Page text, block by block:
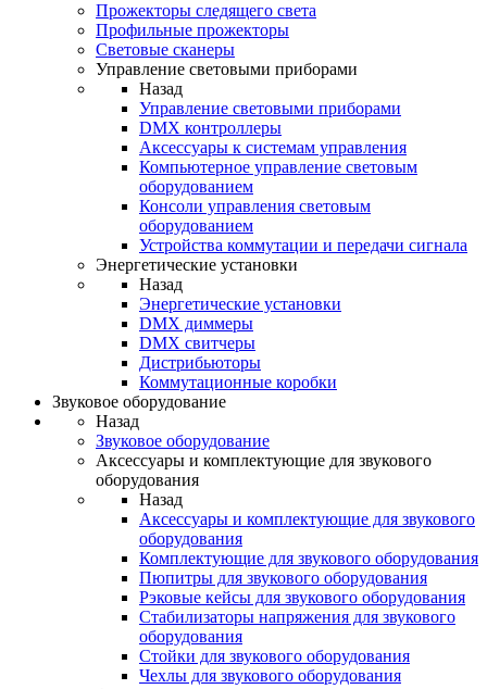
Прожекторы следящего света
Профильные прожекторы
Световые сканеры
Управление световыми приборами
Назад
Управление световыми приборами
DMX контроллеры
Аксессуары к системам управления
Компьютерное управление световым
оборудованием
Консоли управления световым
оборудованием
Устройства коммутации и передачи сигнала
Энергетические установки
Назад
Энергетические установки
DMX диммеры
DMX свитчеры
Дистрибьюторы
Коммутационные коробки
Звуковое оборудование
Назад
Звуковое оборудование
Аксессуары и комплектующие для звукового
оборудования
Назад
Аксессуары и комплектующие для звукового
оборудования
Комплектующие для звукового оборудования
Пюпитры для звукового оборудования
Рэковые кейсы для звукового оборудования
Стабилизаторы напряжения для звукового
оборудования
Стойки для звукового оборудования
Чехлы для звукового оборудования